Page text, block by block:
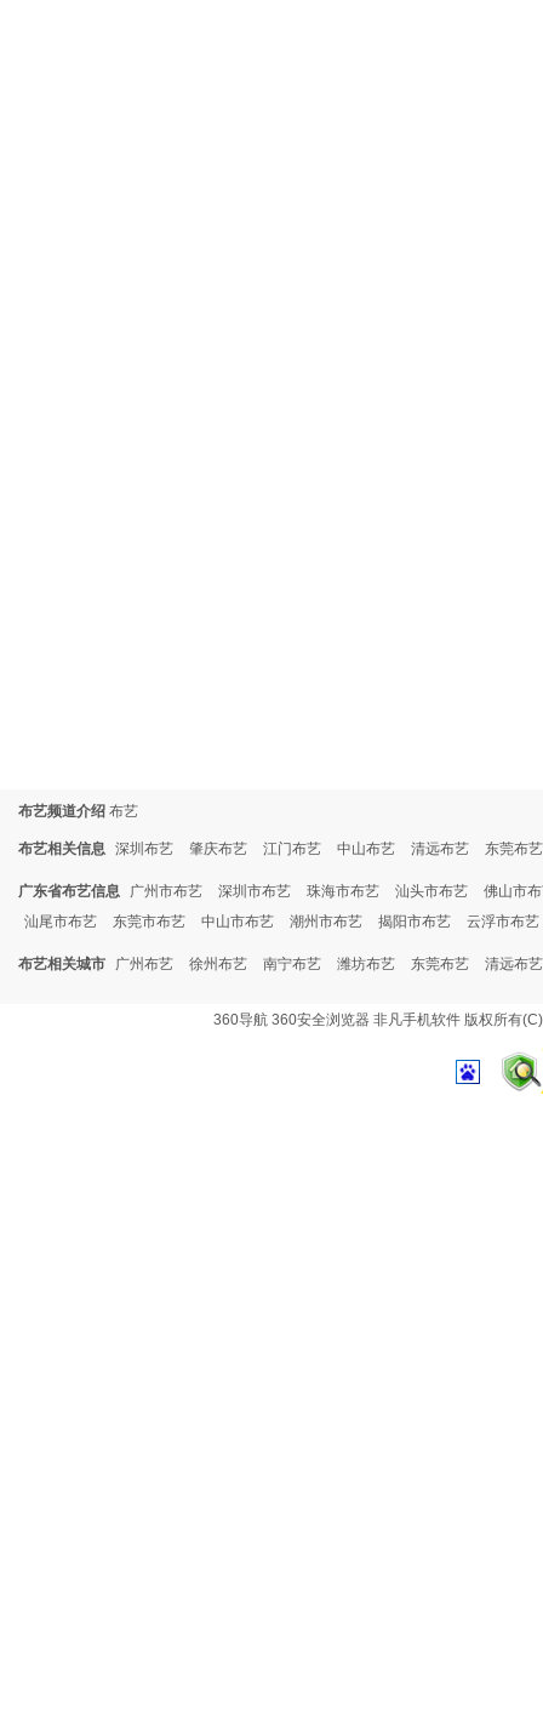
布艺频道介绍 布艺
布艺相关信息 深圳布艺 肇庆布艺 江门布艺 中山布艺 清远布艺 东莞布艺
广东省布艺信息 广州市布艺 深圳市布艺 珠海市布艺 汕头市布艺
佛山市
汕尾市布艺
东莞市布艺 中山市布艺 潮州市布艺 揭阳市布艺 云浮市布艺
布艺相关城市 广州布艺 徐州布艺 南宁布艺 潍坊布艺 东莞布艺 清远布艺
360导航 360安全浏览器 非凡手机软件 版权所有